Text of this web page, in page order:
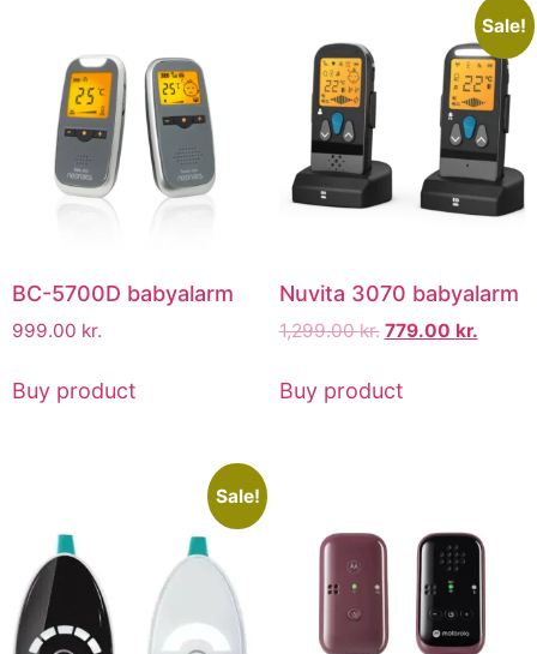
BC-5700D babyalarm
999.00 kr.
Buy product
Sale!
Nuvita 3070 babyalarm
1,299.00kr. 779.00 kr.
Buy product
Sale!